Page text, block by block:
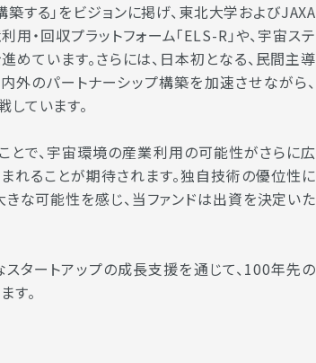
する」をビジョンに掲げ、東北大学およびJAXA
・回収プラットフォーム「ELS-R」や、宇宙ステ
めています。さらには、日本初となる、民間主導
外のパートナーシップ構築を加速させながら、
ています。
とで、宇宙環境の産業利用の可能性がさらに広
れることが期待されます。独自技術の優位性に
な可能性を感じ、当ファンドは出資を決定いた
タートアップの成長支援を通じて、100年先の
す。